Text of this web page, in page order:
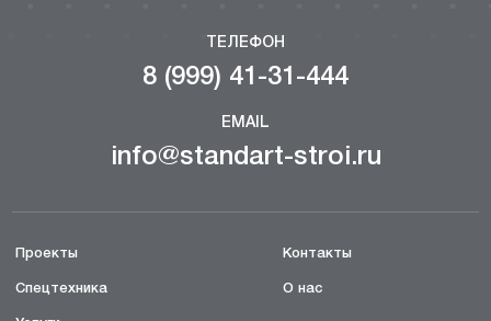
ТЕЛЕФОН
8 (999) 41-31-444
EMAIL
info@standart-stroi.ru
Проекты
Спецтехника
Контакты
О нас